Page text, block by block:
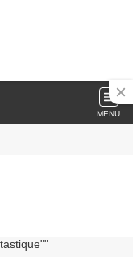
MENU